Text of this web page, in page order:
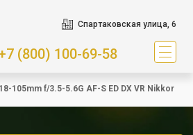
Спартаковская улица, 6
(800) 100-69-58
18-105mm f/3.5-5.6G AF-S ED DX VR Nikkor